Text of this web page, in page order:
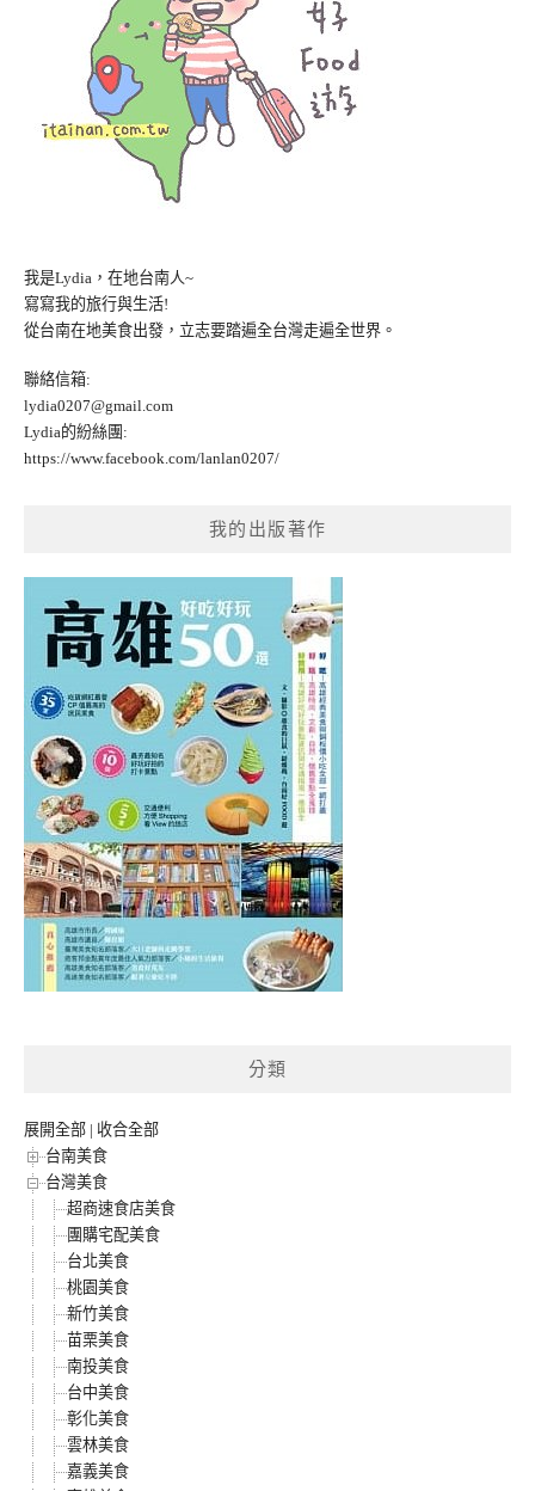
我是Lydia，在地台南人~
寫寫我的旅行與生活!
從台南在地美食出發，立志要踏遍全台灣走遍全世界。
聯絡信箱:
lydia0207@gmail.com
Lydia的紛絲團:
https://www.facebook.com/lanlan0207/
我的出版著作
分類
展開全部 | 收合全部
台南美食
台灣美食
超商速食店美食
團購宅配美食
台北美食
桃園美食
新竹美食
苗栗美食
南投美食
台中美食
彰化美食
雲林美食
嘉義美食